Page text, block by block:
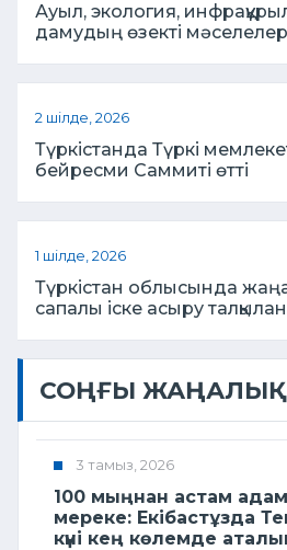
Ауыл, экология,
дамудың өзекті
2 шілде, 2026
Түркістанда Түркі
бейресми Саммиті өтті
1 шілде, 2026
Түркістан облысында
сапалы іске асыру
СОҢҒЫ ЖАҢАЛЫҚ
3 тамыз, 2026
100 мыңнан астам
мереке: Екібастұзда
күні кең көлемде